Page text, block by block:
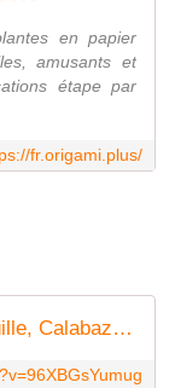
en papier
amusants et
étape par
fr.origami.plus/
Origami Halloween Pumpkin - Citrouille, Calabaza, Abóbora, Zucca, Kürbis